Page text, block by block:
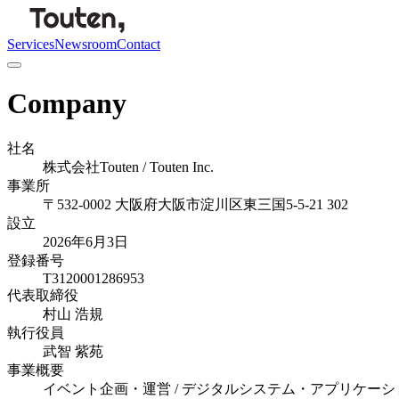
ServicesNewsroomContact
Company
社名
株式会社Touten / Touten Inc.
事業所
〒532-0002 大阪府大阪市淀川区東三国5-5-21 302
設立
2026年6月3日
登録番号
T3120001286953
代表取締役
村山 浩規
執行役員
武智 紫苑
事業概要
イベント企画・運営 / デジタルシステム・アプリケー